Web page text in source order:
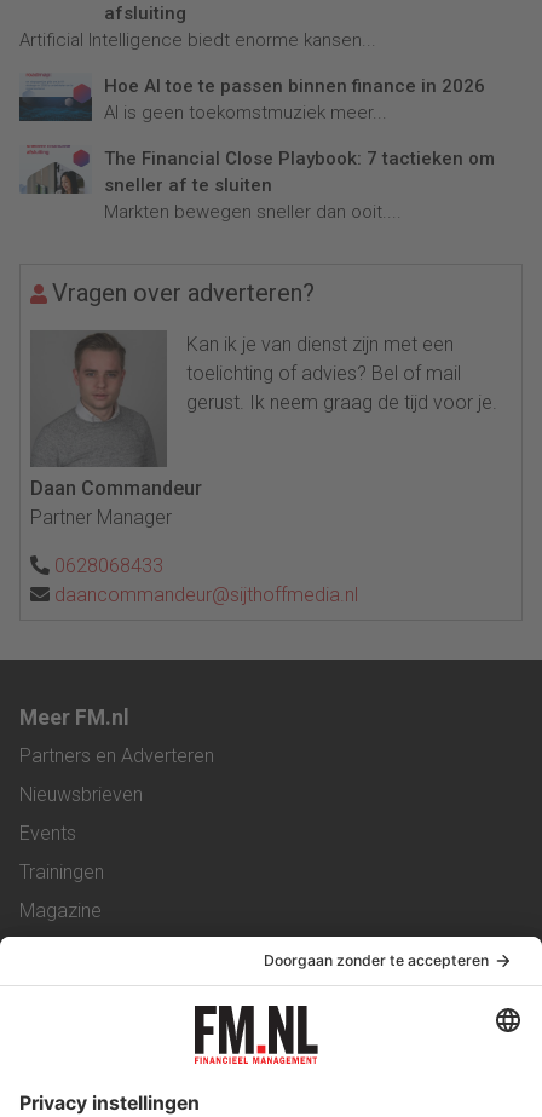
afsluiting
Artificial Intelligence biedt enorme kansen...
Hoe AI toe te passen binnen finance in 2026
AI is geen toekomstmuziek meer...
The Financial Close Playbook: 7 tactieken om
sneller af te sluiten
Markten bewegen sneller dan ooit....
Vragen over adverteren?
Kan ik je van dienst zijn met een
toelichting of advies? Bel of mail
gerust. Ik neem graag de tijd voor je.
Daan Commandeur
Partner Manager
0628068433
daancommandeur@sijthoffmedia.nl
Meer FM.nl
Partners en Adverteren
Nieuwsbrieven
Events
Trainingen
Magazine
Service & Contact
Werken bij ons